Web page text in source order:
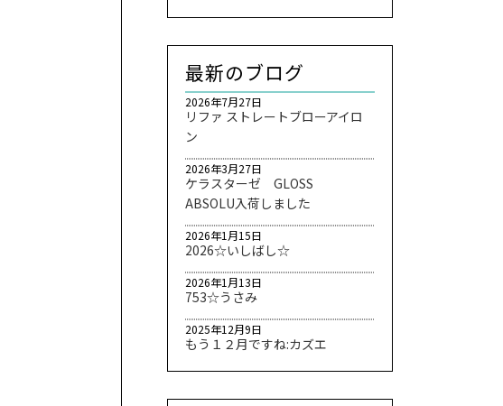
最新のブログ
リファ ストレートブローアイロ
ン
2026年7月27日
ケラスターゼ GLOSS
ABSOLU入荷しました
2026年3月27日
2026☆いしばし☆
2026年1月15日
753☆うさみ
2026年1月13日
もう１２月ですね:カズエ
2025年12月9日